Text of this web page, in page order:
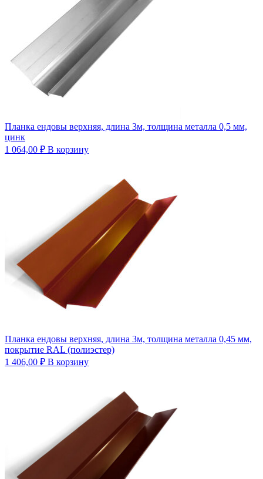
Планка ендовы верхняя, длина 3м, толщина металла 0,5 мм,
цинк
1 064,00 ₽ В корзину
Планка ендовы верхняя, длина 3м, толщина металла 0,45 мм,
покрытие RAL (полиэстер)
1 406,00 ₽ В корзину